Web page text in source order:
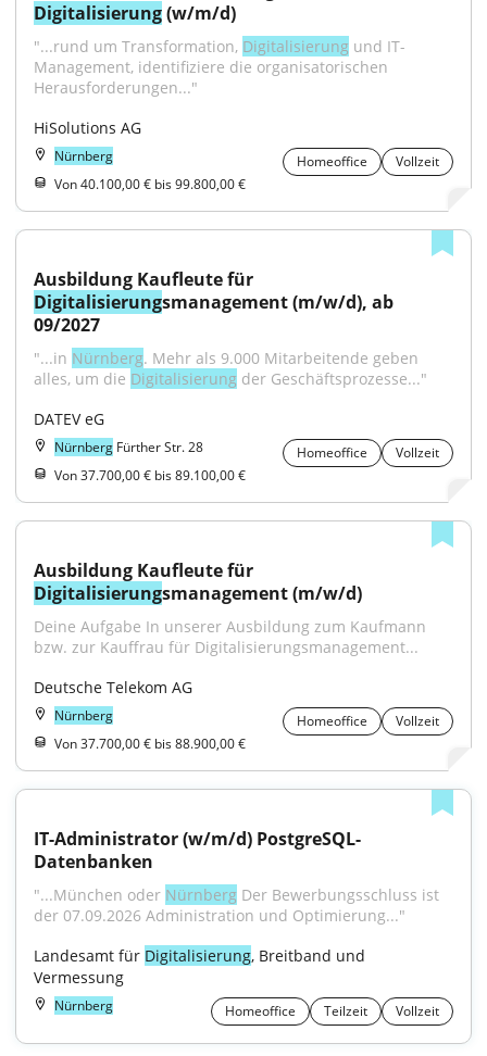
Digitalisierung (w/m/d)
"...rund um Transformation, Digitalisierung und IT-
Management, identifiziere die organisatorischen
Herausforderungen..."
HiSolutions AG
Nürnberg Homeoffice
Vollzeit
Von 40.100,00 € bis 99.800,00 €
Digitalisierungsmanagement (m/w/d), ab
09/2027
"...in Nürnberg. Mehr als 9.000 Mitarbeitende geben
alles, um die Digitalisierung der Geschäftsprozesse..."
DATEV eG
Nürnberg Fürther Str. 28 Homeoffice
Vollzeit
Von 37.700,00 € bis 89.100,00 €
Digitalisierungsmanagement (m/w/d)
Deine Aufgabe In unserer Ausbildung zum Kaufmann
bzw. zur Kauffrau für Digitalisierungsmanagement...
Deutsche Telekom AG
Nürnberg Homeoffice
Vollzeit
Von 37.700,00 € bis 88.900,00 €
IT-Administrator (w/m/d) PostgreSQL-
Datenbanken
"...München oder Nürnberg Der Bewerbungsschluss ist
der 07.09.2026 Administration und Optimierung..."
Landesamt für Digitalisierung, Breitband und
Vermessung
Nürnberg Homeoffice Teilzeit Vollzeit